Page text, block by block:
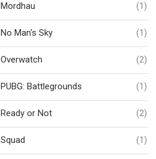
Mordhau (1)
No Man's Sky (1)
Overwatch (2)
PUBG: Battlegrounds (1)
Ready or Not (2)
Squad (1)